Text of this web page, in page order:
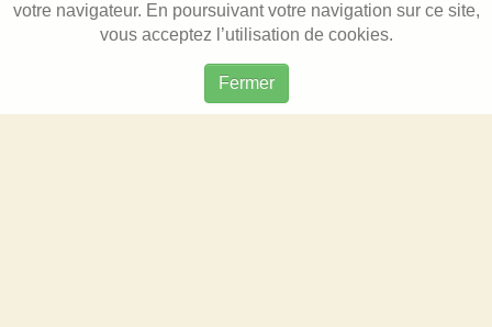
votre navigateur. En poursuivant votre navigation sur ce site,
vous acceptez l’utilisation de cookies.
Fermer